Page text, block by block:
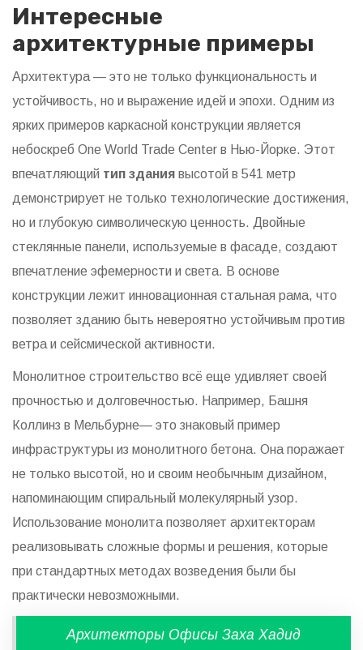
Интересные
архитектурные примеры
Архитектура — это не только функциональность и
устойчивость, но и выражение идей и эпохи. Одним из
ярких примеров каркасной конструкции является
небоскреб One World Trade Center в Нью-Йорке. Этот
впечатляющий тип здания высотой в 541 метр
демонстрирует не только технологические достижения,
но и глубокую символическую ценность. Двойные
стеклянные панели, используемые в фасаде, создают
впечатление эфемерности и света. В основе
конструкции лежит инновационная стальная рама, что
позволяет зданию быть невероятно устойчивым против
ветра и сейсмической активности.
Монолитное строительство всё еще удивляет своей
прочностью и долговечностью. Например, Башня
Коллинз в Мельбурне— это знаковый пример
инфраструктуры из монолитного бетона. Она поражает
не только высотой, но и своим необычным дизайном,
напоминающим спиральный молекулярный узор.
Использование монолита позволяет архитекторам
реализовывать сложные формы и решения, которые
при стандартных методах возведения были бы
практически невозможными.
Архитекторы Офисы Заха Хадид